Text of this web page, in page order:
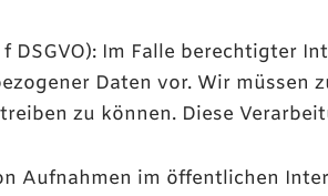
DSGVO): Im Falle berechtigter
Daten vor. Wir müssen
zu können. Diese
Aufnahmen im öffentlichen